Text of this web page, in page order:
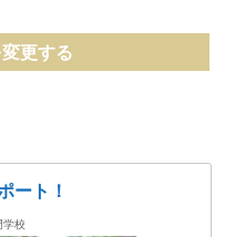
更する
ート！
学校